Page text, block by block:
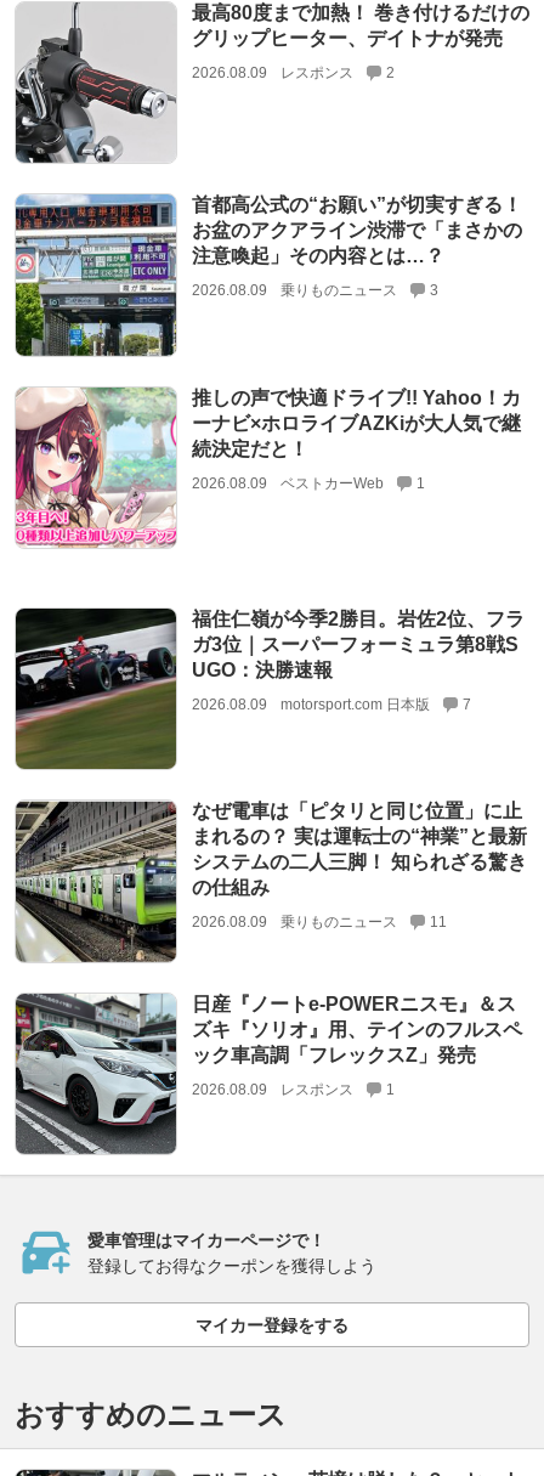
最高80度まで加熱！ 巻き付けるだけの
グリップヒーター、デイトナが発売
2026.08.09 レスポンス 2
首都高公式の“お願い”が切実すぎる！
お盆のアクアライン渋滞で「まさかの
注意喚起」その内容とは…？
2026.08.09 乗りものニュース 3
推しの声で快適ドライブ!! Yahoo！カ
ーナビ×ホロライブAZKiが大人気で継
続決定だと！
2026.08.09 ベストカーWeb 1
福住仁嶺が今季2勝目。岩佐2位、フラ
ガ3位｜スーパーフォーミュラ第8戦S
UGO：決勝速報
2026.08.09 motorsport.com 日本版 7
なぜ電車は「ピタリと同じ位置」に止
まれるの？ 実は運転士の“神業”と最新
システムの二人三脚！ 知られざる驚き
の仕組み
2026.08.09 乗りものニュース 11
日産『ノートe-POWERニスモ』＆ス
ズキ『ソリオ』用、テインのフルスペ
ック車高調「フレックスZ」発売
2026.08.09 レスポンス 1
愛車管理はマイカーページで！
登録してお得なクーポンを獲得しよう
マイカー登録をする
おすすめのニュース